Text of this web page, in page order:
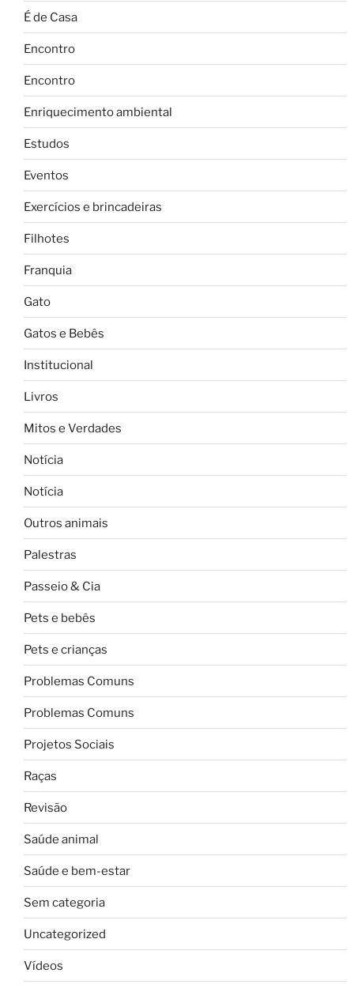
É de Casa
Encontro
Encontro
Enriquecimento ambiental
Estudos
Eventos
Exercícios e brincadeiras
Filhotes
Franquia
Gato
Gatos e Bebês
Institucional
Livros
Mitos e Verdades
Notícia
Notícia
Outros animais
Palestras
Passeio & Cia
Pets e bebês
Pets e crianças
Problemas Comuns
Problemas Comuns
Projetos Sociais
Raças
Revisão
Saúde animal
Saúde e bem-estar
Sem categoria
Uncategorized
Vídeos